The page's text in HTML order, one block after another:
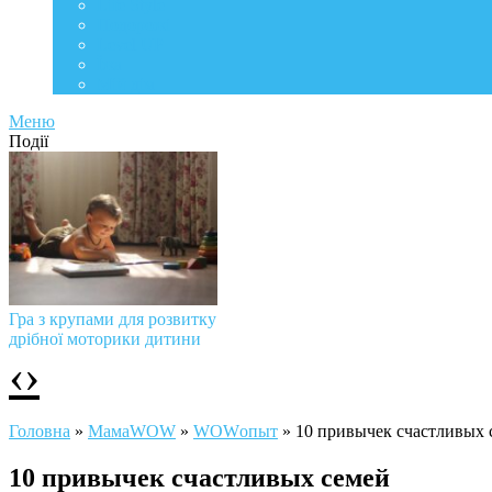
Меню
Події
Гра з крупами для розвитку
дрібної моторики дитини
‹›
Головна » МамаWOW » WOWопыт » 10 привычек счастливых
10 привычек счастливых семей